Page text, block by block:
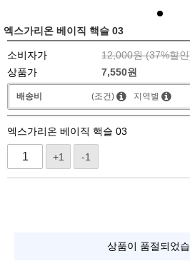
엑스가리온 베이직 핵슬 03
소비자가 12,000원 (37%할
상품가
7,550원
배송비 (조건) 지역별
엑스가리온 베이직 핵슬 03
+1 -1
상품이 품절되었습